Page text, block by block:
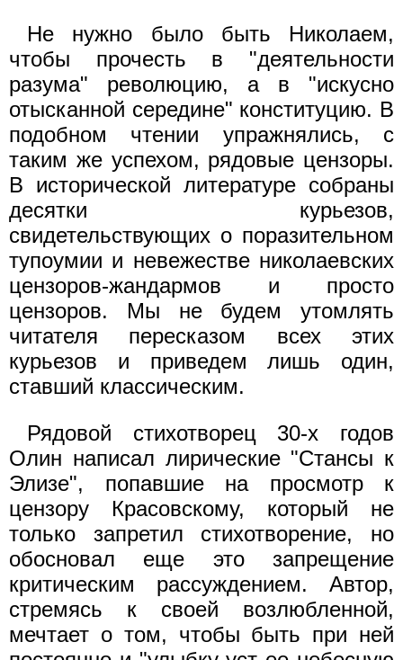
Не нужно было быть Николаем,
чтобы прочесть в "деятельности
разума" революцию, а в "искусно
отысканной середине" конституцию. В
подобном чтении упражнялись, с
таким же успехом, рядовые цензоры.
В исторической литературе собраны
десятки курьезов,
свидетельствующих о поразительном
тупоумии и невежестве николаевских
цензоров-жандармов и просто
цензоров. Мы не будем утомлять
читателя пересказом всех этих
курьезов и приведем лишь один,
ставший классическим.
Рядовой стихотворец 30-х годов
Олин написал лирические "Стансы к
Элизе", попавшие на просмотр к
цензору Красовскому, который не
только запретил стихотворение, но
обосновал еще это запрещение
критическим рассуждением. Автор,
стремясь к своей возлюбленной,
мечтает о том, чтобы быть при ней